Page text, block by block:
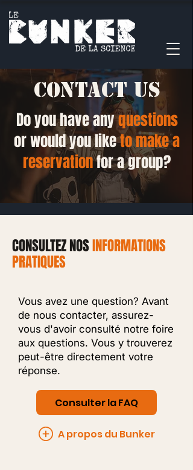
Contact us
Do you have anyquestions
or would you liketo make a
reservationfor a group?
CONSULTEZ NOSINFORMATIONS
PRATIQUES
Vous avez une question? Avant
de nous contacter, assurez-
vous d'avoir consulté notre foire
aux questions. Vous y trouverez
peut-être directement votre
réponse.
Consulter la FAQ
A propos du Bunker